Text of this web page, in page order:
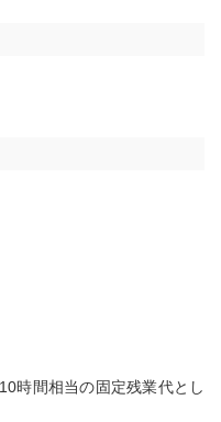
時間相当の固定残業代とし